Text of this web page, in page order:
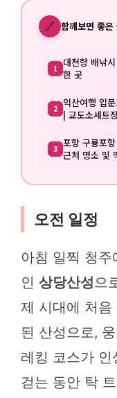
🔗 함께보면 좋은
1 대천항 배낚
한 곳
2 익산여행 입
| 교도소세트
3 포항 구룡포
근처 명소 및
오전 일정
아침 일찍 청
인 상당산성으
제 시대에 처음
된 산성으로,
레킹 코스가
걷는 동안 탁